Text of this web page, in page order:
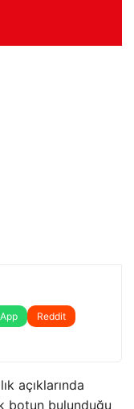
Reddit
açıklarında
botun bulunduğu